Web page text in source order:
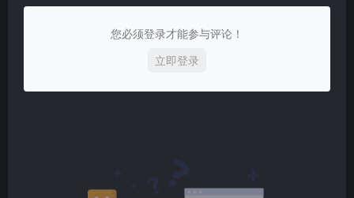
您必须登录才能参与评论！
立即登录